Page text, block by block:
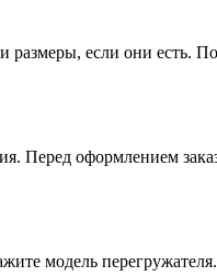
и размеры, если они есть.
Перед оформлением
модель